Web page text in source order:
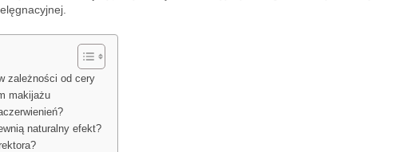
zależności od cery
makijażu
naturalny efekt?